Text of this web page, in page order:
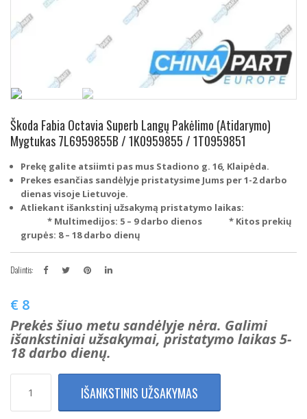
Škoda Fabia Octavia Superb Langų Pakėlimo (Atidarymo)
Mygtukas 7L6959855B / 1K0959855 / 1T0959851
Prekę galite atsiimti pas mus Stadiono g. 16, Klaipėda.
Prekes esančias sandėlyje pristatysime Jums per 1-2 darbo
dienas visoje Lietuvoje.
Atliekant išankstinį užsakymą pristatymo laikas:
* Multimedijos: 5 – 9 darbo dienos * Kitos prekių
grupės: 8 – 18 darbo dienų
Dalintis:
€ 8
Prekės šiuo metu sandėlyje nėra. Galimi
išankstiniai užsakymai, pristatymo laikas 5-
18 darbo dienų.
kiekis:
IŠANKSTINIS UŽSAKYMAS